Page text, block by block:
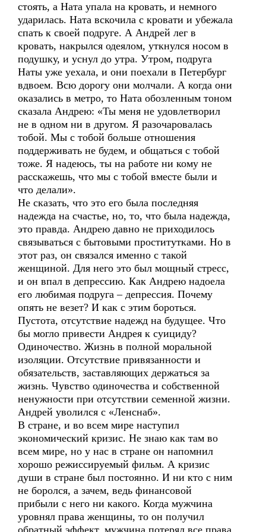
стоять, а Ната упала на кровать, и немного
ударилась. Ната вскочила с кровати и убежала
спать к своей подруге. А Андрей лег в
кровать, накрылся одеялом, уткнулся носом в
подушку, и уснул до утра. Утром, подруга
Наты уже уехала, и они поехали в Петербург
вдвоем. Всю дорогу они молчали. А когда они
оказались в метро, то Ната обозленным тоном
сказала Андрею: «Ты меня не удовлетворил
не в одном ни в другом. Я разочаровалась
тобой. Мы с тобой больше отношения
поддерживать не будем, и общаться с тобой
тоже. Я надеюсь, ты на работе ни кому не
расскажешь, что мы с тобой вместе были и
что делали».
Не сказать, что это его была последняя
надежда на счастье, но, то, что была надежда,
это правда. Андрею давно не приходилось
связываться с бытовыми проститутками. Но в
этот раз, он связался именно с такой
женщиной. Для него это был мощный стресс,
и он впал в депрессию. Как Андрею надоела
его любимая подруга – депрессия. Почему
опять не везет? И как с этим бороться.
Пустота, отсутствие надежд на будущее. Что
бы могло привести Андрея к суициду?
Одиночество. Жизнь в полной моральной
изоляции. Отсутствие привязанности и
обязательств, заставляющих держаться за
жизнь. Чувство одиночества и собственной
ненужности при отсутствии семенной жизни.
Андрей уволился с «Ленснаб».
В стране, и во всем мире наступил
экономический кризис. Не знаю как там во
всем мире, но у нас в стране он напомнил
хорошо режиссируемый фильм. А кризис
души в стране был постоянно. И ни кто с ним
не боролся, а зачем, ведь финансовой
прибыли с него ни какого. Когда мужчина
уровнял права женщины, то он получил
обратный эффект, мужчина потерял все права